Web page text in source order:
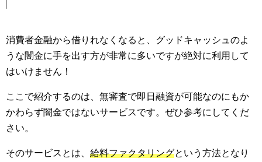
消費者金融から借りれなくなると、グッドキャッシュのよ
うな闇金に手を出す方が非常に多いですが絶対に利用して
はいけません！
ここで紹介するのは、無審査で即日融資が可能なのにもか
かわらず闇金ではないサービスです。ぜひ参考にしてくだ
さい。
そのサービスとは、 給料ファクタリングという方法となり